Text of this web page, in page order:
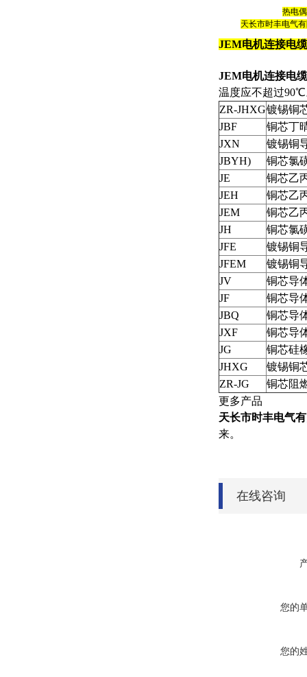
热电
天长市时丰电气
JEM电机连接电
JEM电机连接电
温度应不超过
ZR-JHXG镀锡铜
JBF
铜芯丁
JXN
镀锡铜
JBYH)
铜芯氯
JE
铜芯乙
JEH
铜芯乙
JEM
铜芯乙
JH
铜芯氯
JFE
镀锡铜
JFEM
镀锡铜
JV
铜芯导
JF
铜芯导
JBQ
铜芯导
JXF
铜芯导
JG
铜芯硅
JHXG
镀锡铜
ZR-JG
铜芯阻
更多产品
天长市时丰电气
来。
在线咨询
您的
您的